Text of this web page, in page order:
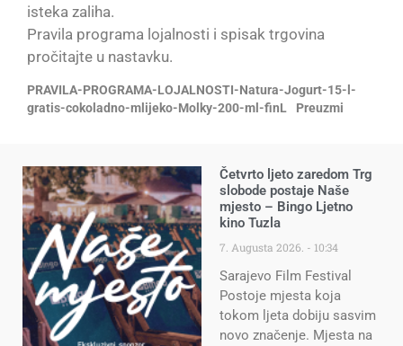
isteka zaliha.
Pravila programa lojalnosti i spisak trgovina
pročitajte u nastavku.
PRAVILA-PROGRAMA-LOJALNOSTI-Natura-Jogurt-15-l-
gratis-cokoladno-mlijeko-Molky-200-ml-finL
Preuzmi
Četvrto ljeto zaredom Trg
slobode postaje Naše
mjesto – Bingo Ljetno
kino Tuzla
7. Augusta 2026. 10:34
Sarajevo Film Festival
Postoje mjesta koja
tokom ljeta dobiju sasvim
novo značenje. Mjesta na